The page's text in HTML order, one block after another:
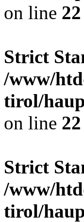
on line 22
Strict
/www/
tirol/
on line 22
Strict
/www/
tirol/